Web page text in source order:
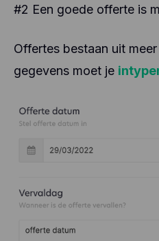
#2 Een goede offerte is
Offertes bestaan uit
gegevens moet je